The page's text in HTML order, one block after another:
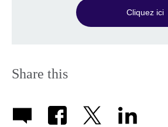
Cliquez ici
Share this